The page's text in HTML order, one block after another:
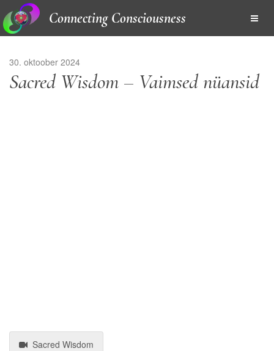
Connecting Consciousness
30. oktoober 2024
Sacred Wisdom – Vaimsed nüansid
Sacred Wisdom